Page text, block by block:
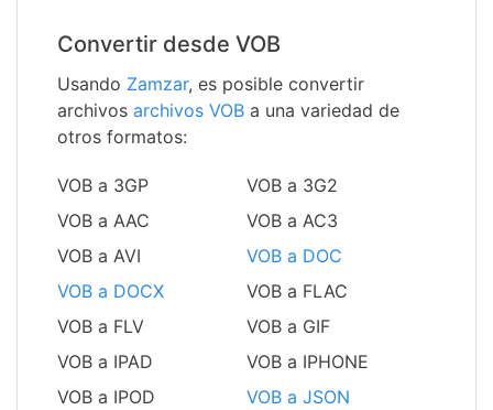
Convertir desde VOB
Usando Zamzar, es posible convertir
archivos archivos VOB a una variedad de
otros formatos:
VOB a 3GP
VOB a 3G2
VOB a AAC
VOB a AC3
VOB a AVI
VOB a DOC
VOB a DOCX
VOB a FLAC
VOB a FLV
VOB a GIF
VOB a IPAD
VOB a IPHONE
VOB a IPOD
VOB a JSON